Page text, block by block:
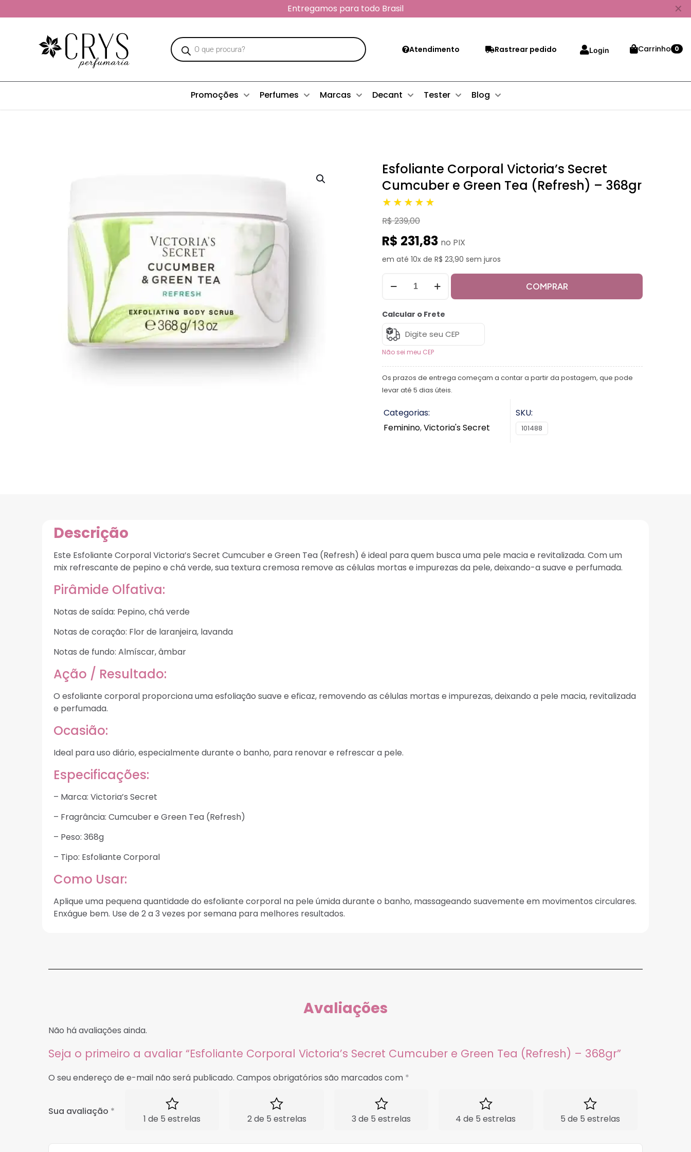
Entregamos para todo Brasil ✕
Atendimento Rastrear pedido Login Carrinho 0
Promoções Perfumes Marcas Decant Tester Blog
Esfoliante Corporal Victoria’s Secret
Cumcuber e Green Tea (Refresh) – 368gr
★★★★★
R$ 239,00
R$ 231,83 no PIX
em até 10x de R$ 23,90 sem juros
COMPRAR
Calcular o Frete
Não sei meu CEP
Os prazos de entrega começam a contar a partir da postagem, que pode
levar até 5 dias úteis.
Categorias:
Feminino,Victoria's Secret
SKU:
101488
Descrição
Este Esfoliante Corporal Victoria’s Secret Cumcuber e Green Tea (Refresh) é ideal para quem busca uma pele macia e revitalizada. Com um
mix refrescante de pepino e chá verde, sua textura cremosa remove as células mortas e impurezas da pele, deixando-a suave e perfumada.
Pirâmide Olfativa:
Notas de saída: Pepino, chá verde
Notas de coração: Flor de laranjeira, lavanda
Notas de fundo: Almíscar, âmbar
Ação / Resultado:
O esfoliante corporal proporciona uma esfoliação suave e eficaz, removendo as células mortas e impurezas, deixando a pele macia, revitalizada
e perfumada.
Ocasião:
Ideal para uso diário, especialmente durante o banho, para renovar e refrescar a pele.
Especificações:
– Marca: Victoria’s Secret
– Fragrância: Cumcuber e Green Tea (Refresh)
– Peso: 368g
– Tipo: Esfoliante Corporal
Como Usar:
Aplique uma pequena quantidade do esfoliante corporal na pele úmida durante o banho, massageando suavemente em movimentos circulares.
Enxágue bem. Use de 2 a 3 vezes por semana para melhores resultados.
Avaliações
Não há avaliações ainda.
Seja o primeiro a avaliar “Esfoliante Corporal Victoria’s Secret Cumcuber e Green Tea (Refresh) – 368gr”
O seu endereço de e-mail não será publicado. Campos obrigatórios são marcados com *
Sua avaliação *
1 de 5 estrelas 2 de 5 estrelas 3 de 5 estrelas 4 de 5 estrelas 5 de 5 estrelas